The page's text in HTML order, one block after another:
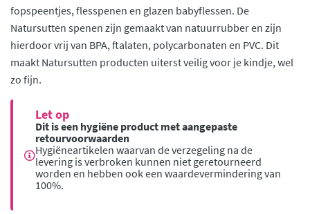
fopspeentjes, flesspenen en glazen babyflessen. De
Natursutten spenen zijn gemaakt van natuurrubber en zijn
hierdoor vrij van BPA, ftalaten, polycarbonaten en PVC. Dit
maakt Natursutten producten uiterst veilig voor je kindje, wel
zo fijn.
Let op
Dit is een hygiëne product met aangepaste
retourvoorwaarden
Hygiëneartikelen waarvan de verzegeling na de
levering is verbroken kunnen niet geretourneerd
worden en hebben ook een waardevermindering van
100%.